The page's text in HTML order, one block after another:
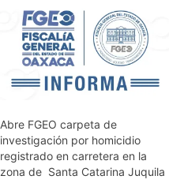
Abre FGEO carpeta de
investigación por homicidio
registrado en carretera en la
zona de Santa Catarina Juquila